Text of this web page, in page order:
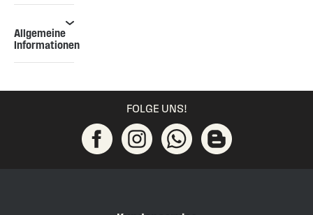
Allgemeine
Informationen
FOLGE UNS!